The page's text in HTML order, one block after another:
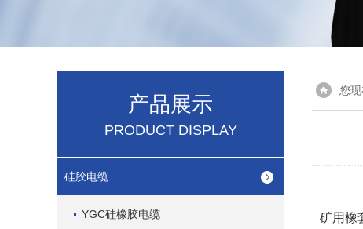
产品展示
PRODUCT DISPLAY
硅胶电缆
YGC硅橡胶电缆
您现
矿用橡